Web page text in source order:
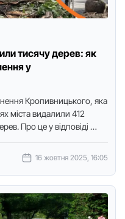
тисячу дерев: як
у
Кропивницького, яка
міста видалили 412
Про це у відповіді …
16 жовтня 2025, 16:05